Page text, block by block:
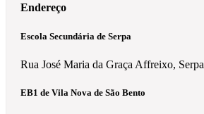
Endereço
Escola Secundária de Serpa
Rua José Maria da Graça Affreixo, Serpa
EB1 de Vila Nova de São Bento